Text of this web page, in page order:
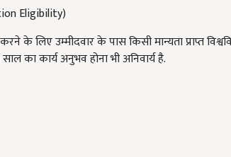
Eligibility)
लिए उम्मीदवार के पास किसी मान्यता प्राप्त
का कार्य अनुभव होना भी अनिवार्य है.